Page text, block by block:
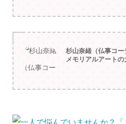
杉山奈緒（仏事コ
メモリアルアートの